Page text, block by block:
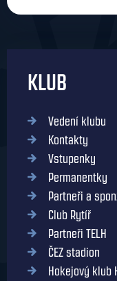
KLUB
Vedení klubu
Kontakty
Vstupenky
Permanentky
Partneři a
Club Rytíř
Partneři TELH
ČEZ stadion
Hokejový klub